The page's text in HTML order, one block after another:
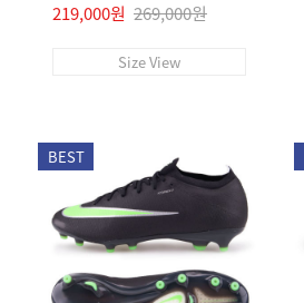
219,000원 269,000원
Size View
BEST